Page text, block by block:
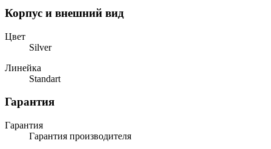
Корпус и внешний вид
Цвет
Silver
Линейка
Standart
Гарантия
Гарантия
Гарантия производителя